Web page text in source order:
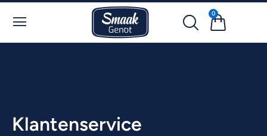
0
Klantenservice